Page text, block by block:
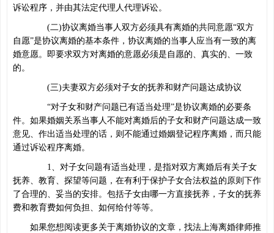
诉讼程序，并由其法定代理人代理诉讼。
(二)协议离婚当事人双方必须具有离婚的共同意愿“双方
自愿”是协议离婚的基本条件，协议离婚的当事人应当有一致的离
婚意愿。即要求双方对离婚的意愿必须是自愿的、真实的、一致
的。
(三)夫妻双方必须对子女的抚养和财产问题达成协议
“对子女和财产问题已有适当处理”是协议离婚的必要条
件。如果婚姻关系当事人不能对离婚后的子女和财产问题达成一致
意见、作出适当处理的话，则不能通过婚姻登记程序离婚，而只能
通过诉讼程序离婚。
1、对子女问题有适当处理，是指对双方离婚后有关子女
抚养、教育、探望等问题，在有利于保护子女合法权益的原则下作
了合理的、妥当的安排。包括子女由哪一方直接抚养，子女的抚养
费和教育费如何负担、如何给付等等。
如果您想阅读更多关于离婚协议的文章，找法上海离婚律师推